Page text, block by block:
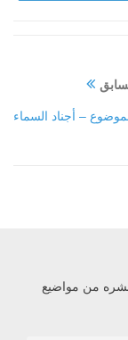
– أجناد السماء
من مواضيع